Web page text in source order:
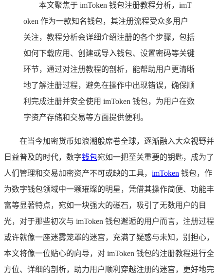
本文聚焦于 imToken 钱包注册教程分析，imT
oken 作为一款知名钱包，其注册流程受众多用户
关注，教程分析会详细介绍注册的各个步骤，包括
如何下载应用、创建或导入钱包、设置密码等关键
环节，通过对注册教程的剖析，能帮助用户更清晰
地了解注册过程，避免在操作中出现错误，确保顺
利完成注册并安全使用 imToken 钱包，为用户在数
字资产存储和交易等方面提供便利。
在当今加密货币如浪潮般席卷全球，逐渐融入大众视野并
日益普及的时代，数字钱包宛如一把至关重要的钥匙，成为了
人们管理和交易加密资产不可或缺的工具， imToken 钱包，作
为数字钱包领域中一颗璀璨的明星，凭借其操作简便、功能丰
富等显著特点，宛如一块强大的磁石，吸引了无数用户的目
光，对于那些初次与 imToken 钱包邂逅的用户而言，注册过程
或许就像一座迷雾笼罩的迷宫，充满了疑惑与未知，别担心，
本文将像一位贴心的向导，对 imToken 钱包的注册教程进行全
方位、详细的剖析，助力用户顺利穿越注册的迷宫，更好地完